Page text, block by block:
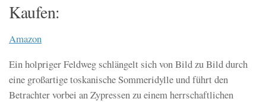
Kaufen:
Amazon
Ein holpriger Feldweg schlängelt sich von Bild zu Bild durch
eine großartige toskanische Sommeridylle und führt den
Betrachter vorbei an Zypressen zu einem herrschaftlichen